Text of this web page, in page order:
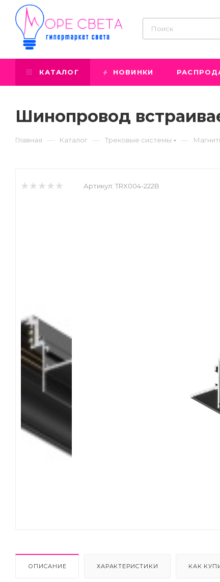
КАТАЛОГ НОВИНКИ
Шинопровод
Главная — Каталог — Трековые системы —
Артикул: TRX004-222B
ОПИСАНИЕ ХАРАКТЕРИСТИКИ КАК